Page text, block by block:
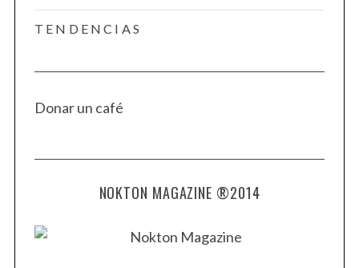
TENDENCIAS
Donar un café
NOKTON MAGAZINE ®2014